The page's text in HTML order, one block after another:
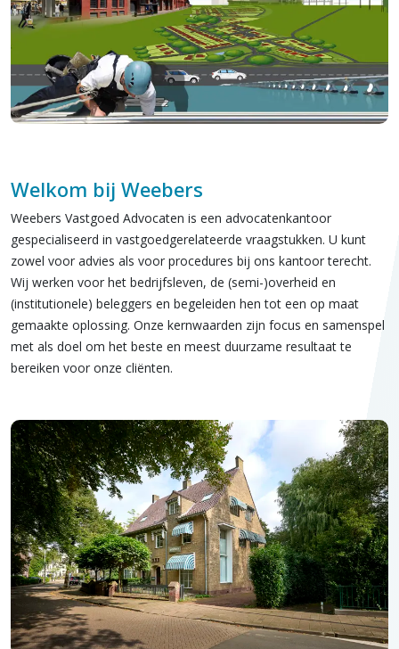
Welkom bij Weebers
Weebers Vastgoed Advocaten is een advocatenkantoor
gespecialiseerd in vastgoedgerelateerde vraagstukken. U kunt
zowel voor advies als voor procedures bij ons kantoor terecht.
Wij werken voor het bedrijfsleven, de (semi-)overheid en
(institutionele) beleggers en begeleiden hen tot een op maat
gemaakte oplossing. Onze kernwaarden zijn focus en samenspel
met als doel om het beste en meest duurzame resultaat te
bereiken voor onze cliënten.